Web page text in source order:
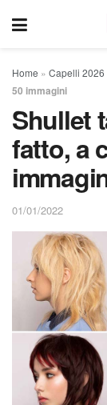
Home » Capelli 2026
50 immagini
Shullet
fatto, a
01/01/2022